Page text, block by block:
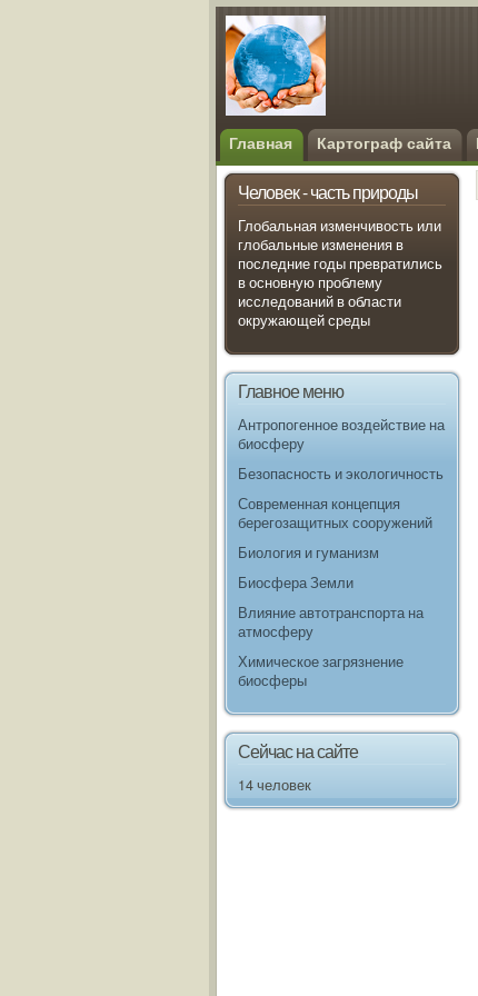
Главная Картограф сайта
Человек - часть природы
Глобальная изменчивость или
глобальные изменения в
последние годы превратились
в основную проблему
исследований в области
окружающей среды
Главное меню
Антропогенное воздействие на
биосферу
Безопасность и экологичность
Современная концепция
берегозащитных сооружений
Биология и гуманизм
Биосфера Земли
Влияние автотранспорта на
атмосферу
Химическое загрязнение
биосферы
Сейчас на сайте
14 человек